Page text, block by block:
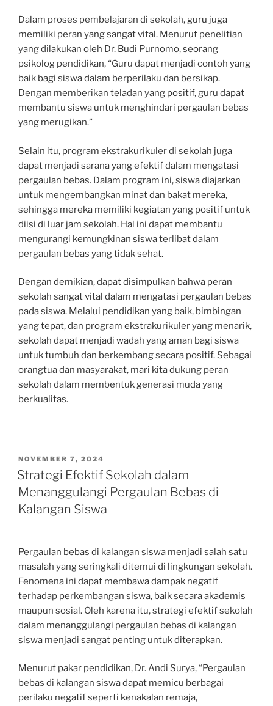
Dalam proses pembelajaran di sekolah, guru juga
memiliki peran yang sangat vital. Menurut penelitian
yang dilakukan oleh Dr. Budi Purnomo, seorang
psikolog pendidikan, “Guru dapat menjadi contoh yang
baik bagi siswa dalam berperilaku dan bersikap.
Dengan memberikan teladan yang positif, guru dapat
membantu siswa untuk menghindari pergaulan bebas
yang merugikan.”
Selain itu, program ekstrakurikuler di sekolah juga
dapat menjadi sarana yang efektif dalam mengatasi
pergaulan bebas. Dalam program ini, siswa diajarkan
untuk mengembangkan minat dan bakat mereka,
sehingga mereka memiliki kegiatan yang positif untuk
diisi di luar jam sekolah. Hal ini dapat membantu
mengurangi kemungkinan siswa terlibat dalam
pergaulan bebas yang tidak sehat.
Dengan demikian, dapat disimpulkan bahwa peran
sekolah sangat vital dalam mengatasi pergaulan bebas
pada siswa. Melalui pendidikan yang baik, bimbingan
yang tepat, dan program ekstrakurikuler yang menarik,
sekolah dapat menjadi wadah yang aman bagi siswa
untuk tumbuh dan berkembang secara positif. Sebagai
orangtua dan masyarakat, mari kita dukung peran
sekolah dalam membentuk generasi muda yang
berkualitas.
POSTED
ON
NOVEMBER 7, 2024
Strategi Efektif Sekolah dalam
Menanggulangi Pergaulan Bebas di
Kalangan Siswa
Pergaulan bebas di kalangan siswa menjadi salah satu
masalah yang seringkali ditemui di lingkungan sekolah.
Fenomena ini dapat membawa dampak negatif
terhadap perkembangan siswa, baik secara akademis
maupun sosial. Oleh karena itu, strategi efektif sekolah
dalam menanggulangi pergaulan bebas di kalangan
siswa menjadi sangat penting untuk diterapkan.
Menurut pakar pendidikan, Dr. Andi Surya, “Pergaulan
bebas di kalangan siswa dapat memicu berbagai
perilaku negatif seperti kenakalan remaja,